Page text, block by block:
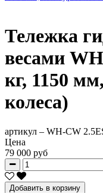
Тележка
весами
кг, 1150
колеса)
артикул – WH-CW
Цена
79 000 руб
Добавить в корзину